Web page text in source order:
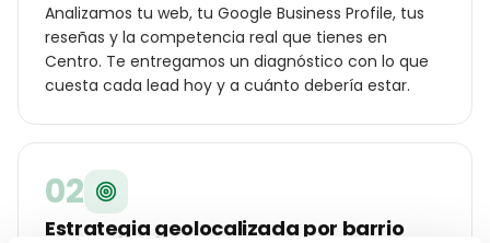
Analizamos tu web, tu Google Business Profile, tus
reseñas y la competencia real que tienes en
Centro. Te entregamos un diagnóstico con lo que
cuesta cada lead hoy y a cuánto debería estar.
02
Estrategia geolocalizada por barrio